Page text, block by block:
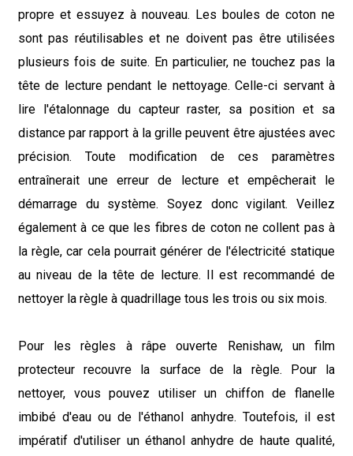
propre et essuyez à nouveau. Les boules de coton ne
sont pas réutilisables et ne doivent pas être utilisées
plusieurs fois de suite. En particulier, ne touchez pas la
tête de lecture pendant le nettoyage. Celle-ci servant à
lire l'étalonnage du capteur raster, sa position et sa
distance par rapport à la grille peuvent être ajustées avec
précision. Toute modification de ces paramètres
entraînerait une erreur de lecture et empêcherait le
démarrage du système. Soyez donc vigilant. Veillez
également à ce que les fibres de coton ne collent pas à
la règle, car cela pourrait générer de l'électricité statique
au niveau de la tête de lecture. Il est recommandé de
nettoyer la règle à quadrillage tous les trois ou six mois.
Pour les règles à râpe ouverte Renishaw, un film
protecteur recouvre la surface de la règle. Pour la
nettoyer, vous pouvez utiliser un chiffon de flanelle
imbibé d'eau ou de l'éthanol anhydre. Toutefois, il est
impératif d'utiliser un éthanol anhydre de haute qualité,